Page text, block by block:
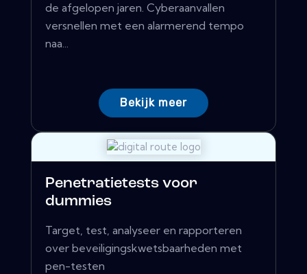
de afgelopen jaren. Cyberaanvallen
versnellen met een alarmerend tempo
naa...
Bekijk meer
Penetratietests voor
dummies
Target, test, analyseer en rapporteren
over beveiligingskwetsbaarheden met
pen-testen